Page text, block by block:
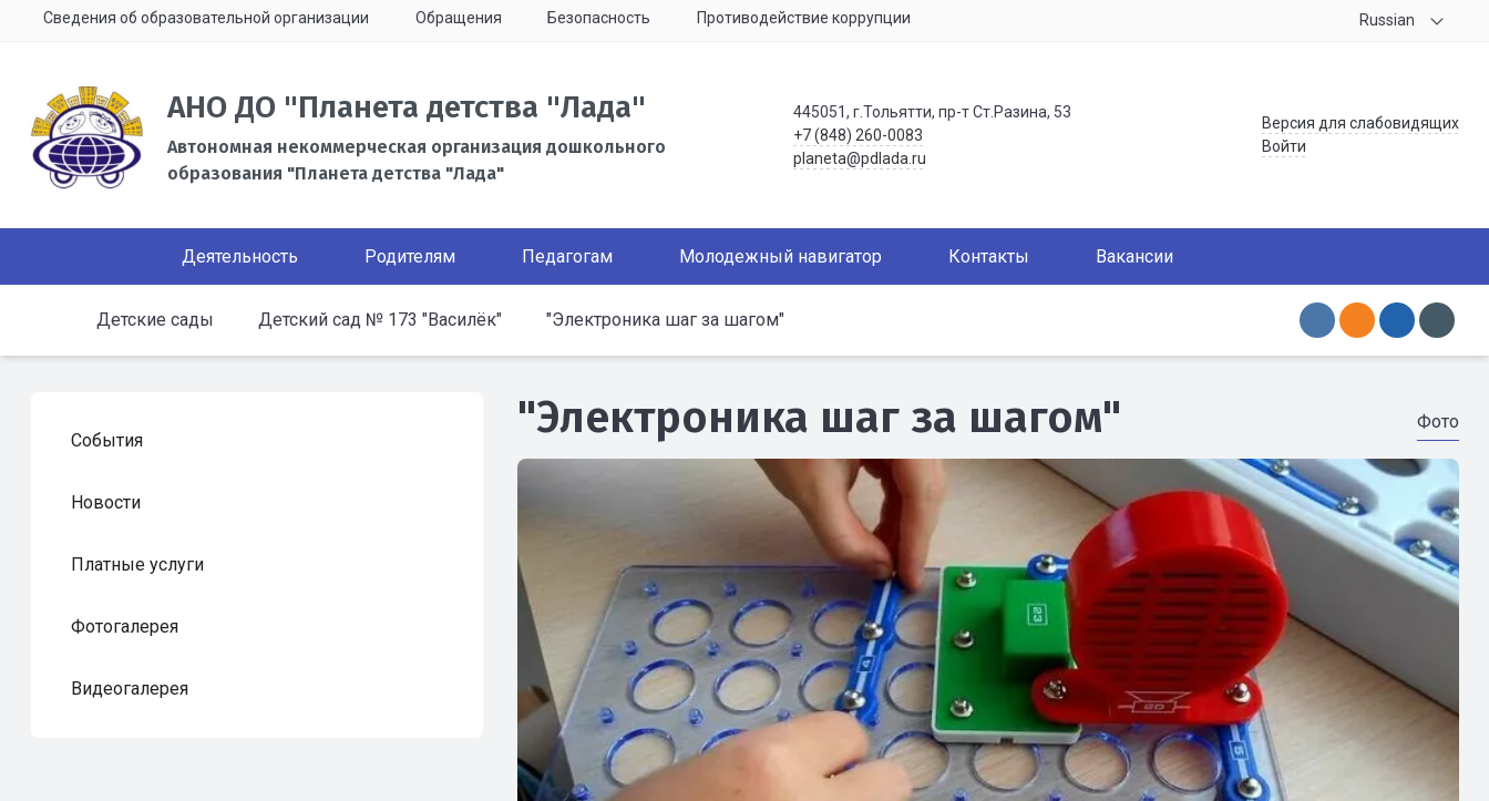
Сведения об образовательной организации Обращения Безопасность Противодействие коррупции Russian
АНО ДО "Планета детства "Лада"
Автономная некоммерческая организация дошкольного
образования "Планета детства "Лада"
445051, г.Тольятти, пр-т Ст.Разина, 53
+7 (848) 260-0083
planeta@pdlada.ru
Версия для слабовидящих
Войти
Деятельность Родителям Педагогам Молодежный навигатор Контакты Вакансии
Детские сады Детский сад № 173 "Василёк" "Электроника шаг за шагом"
События
Новости
Платные услуги
Фотогалерея
Видеогалерея
"Электроника шаг за шагом" Фото